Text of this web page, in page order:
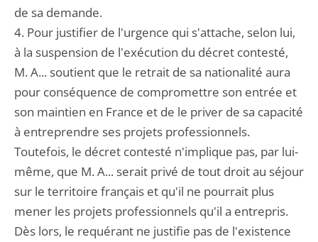
de sa demande.
4. Pour justifier de l'urgence qui s'attache, selon lui,
à la suspension de l'exécution du décret contesté,
M. A... soutient que le retrait de sa nationalité aura
pour conséquence de compromettre son entrée et
son maintien en France et de le priver de sa capacité
à entreprendre ses projets professionnels.
Toutefois, le décret contesté n'implique pas, par lui-
même, que M. A... serait privé de tout droit au séjour
sur le territoire français et qu'il ne pourrait plus
mener les projets professionnels qu'il a entrepris.
Dès lors, le requérant ne justifie pas de l'existence